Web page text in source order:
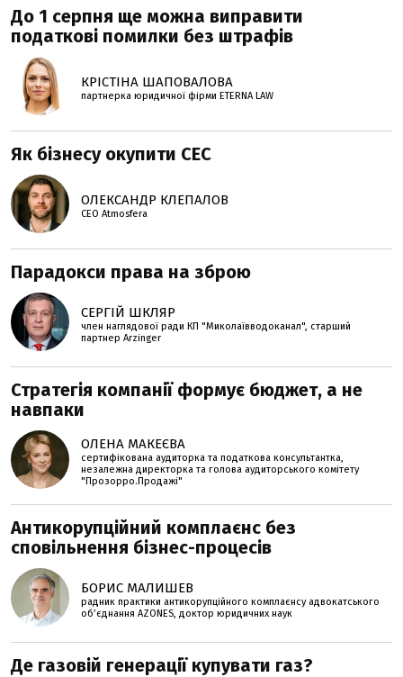
До 1 серпня ще можна виправити
податкові помилки без штрафів
КРІСТІНА ШАПОВАЛОВА
партнерка юридичної фірми ETERNA LAW
Як бізнесу окупити СЕС
ОЛЕКСАНДР КЛЕПАЛОВ
СЕО Atmosfera
Парадокси права на зброю
СЕРГІЙ ШКЛЯР
член наглядової ради КП "Миколаївводоканал", старший
партнер Arzinger
Стратегія компанії формує бюджет, а не
навпаки
ОЛЕНА МАКЕЄВА
сертифікована аудиторка та податкова консультантка,
незалежна директорка та голова аудиторського комітету
"Прозорро.Продажі"
Антикорупційний комплаєнс без
сповільнення бізнес-процесів
БОРИС МАЛИШЕВ
радник практики антикорупційного комплаєнсу адвокатського
об’єднання AZONES, доктор юридичних наук
Де газовій генерації купувати газ?